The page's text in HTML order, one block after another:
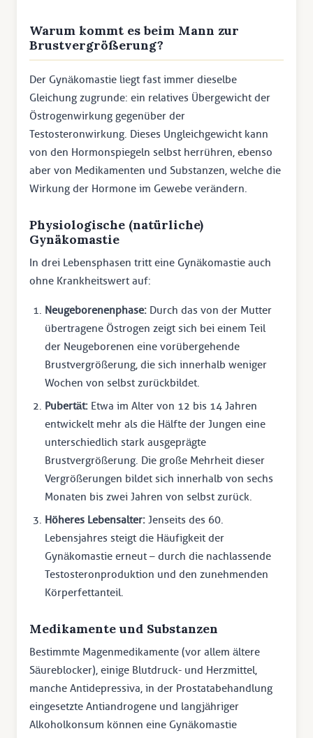
Warum kommt es beim Mann zur
Brustvergrößerung?
Der Gynäkomastie liegt fast immer dieselbe
Gleichung zugrunde: ein relatives Übergewicht der
Östrogenwirkung gegenüber der
Testosteronwirkung. Dieses Ungleichgewicht kann
von den Hormonspiegeln selbst herrühren, ebenso
aber von Medikamenten und Substanzen, welche die
Wirkung der Hormone im Gewebe verändern.
Physiologische (natürliche)
Gynäkomastie
In drei Lebensphasen tritt eine Gynäkomastie auch
ohne Krankheitswert auf:
Neugeborenenphase: Durch das von der Mutter
übertragene Östrogen zeigt sich bei einem Teil
der Neugeborenen eine vorübergehende
Brustvergrößerung, die sich innerhalb weniger
Wochen von selbst zurückbildet.
Pubertät: Etwa im Alter von 12 bis 14 Jahren
entwickelt mehr als die Hälfte der Jungen eine
unterschiedlich stark ausgeprägte
Brustvergrößerung. Die große Mehrheit dieser
Vergrößerungen bildet sich innerhalb von sechs
Monaten bis zwei Jahren von selbst zurück.
Höheres Lebensalter: Jenseits des 60.
Lebensjahres steigt die Häufigkeit der
Gynäkomastie erneut – durch die nachlassende
Testosteronproduktion und den zunehmenden
Körperfettanteil.
Medikamente und Substanzen
Bestimmte Magenmedikamente (vor allem ältere
Säureblocker), einige Blutdruck- und Herzmittel,
manche Antidepressiva, in der Prostatabehandlung
eingesetzte Antiandrogene und langjähriger
Alkoholkonsum können eine Gynäkomastie